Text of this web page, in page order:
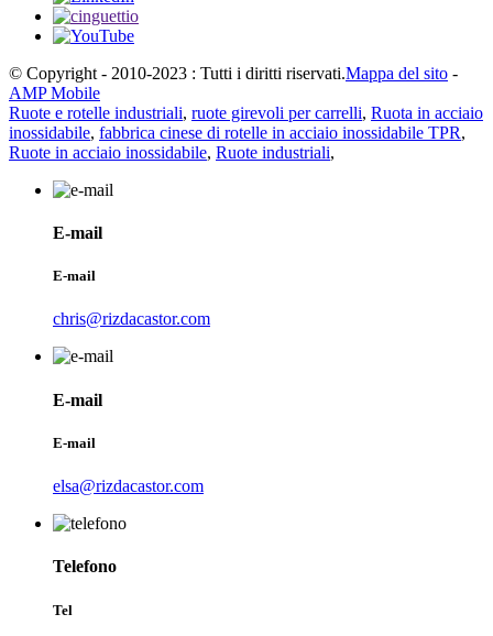
© Copyright - 2010-2023 : Tutti i diritti riservati.Mappa del sito -
AMP Mobile
Ruote e rotelle industriali, ruote girevoli per carrelli, Ruota in acciaio
inossidabile, fabbrica cinese di rotelle in acciaio inossidabile TPR,
Ruote in acciaio inossidabile, Ruote industriali,
E-mail
E-mail
chris@rizdacastor.com
E-mail
E-mail
elsa@rizdacastor.com
Telefono
Tel